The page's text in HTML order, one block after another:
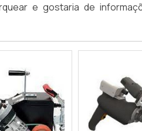
e gostaria de